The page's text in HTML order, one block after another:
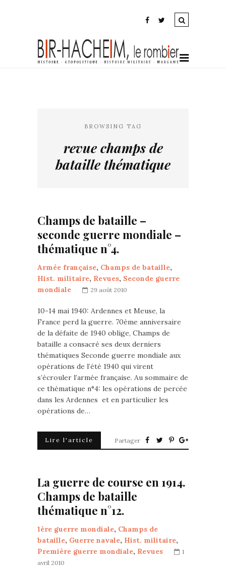
BROWSING TAG
revue champs de
bataille thématique
Champs de bataille –
seconde guerre mondiale –
thématique n°4.
Armée française, Champs de bataille,
Hist. militaire, Revues, Seconde guerre
mondiale
29 août 2010
10-14 mai 1940: Ardennes et Meuse, la
France perd la guerre. 70ème anniversaire
de la défaite de 1940 oblige, Champs de
bataille a consacré ses deux derniers
thématiques Seconde guerre mondiale aux
opérations de l’été 1940 qui virent
s’écrouler l’armée française. Au sommaire de
ce thématique n°4: les opérations de percée
dans les Ardennes et en particulier les
opérations de…
Lire l'article Partager
La guerre de course en 1914.
Champs de bataille
thématique n°12.
1ère guerre mondiale, Champs de
bataille, Guerre navale, Hist. militaire,
Première guerre mondiale, Revues
1
avril 2010